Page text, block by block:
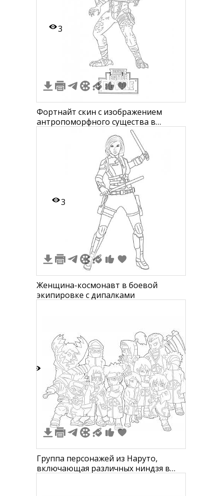
3
1 1
Фортнайт скин с изображением
антропоморфного существа в
детализированной чешуйчатой
кожей, маской в виде головы
дракона или волка, с броней и
наплечниками, стоящего на двух
3
Женщина-космонавт в боевой
экипировке с дипалками
Группа персонажей из Наруто,
включающая различных ниндзя в